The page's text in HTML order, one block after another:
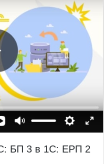
БП 3 в 1С: ЕРП 2